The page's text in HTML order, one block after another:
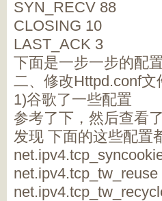
SYN_RECV 88
CLOSING 10
LAST_ACK 3
下面是一步一步的配
二、修改Httpd.conf文
1)谷歌了一些配置
参考了下，然后查看
发现 下面的这些配置
net.ipv4.tcp_tw_reuse